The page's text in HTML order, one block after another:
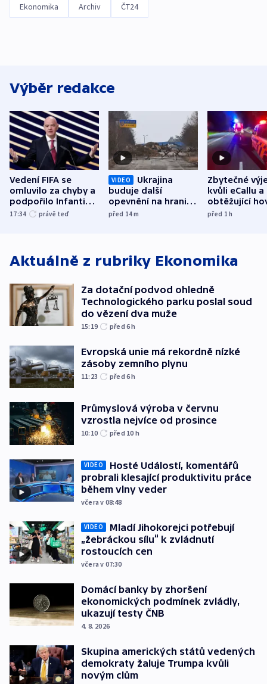
Ekonomika Archiv ČT24
Výběr redakce
Vedení FIFA se
omluvilo za chyby a
podpořilo Infantina.
UEFA trvá na
17:34 právě teď
VIDEO
Ukrajina
buduje další
opevnění na hranici
s Běloruskem
před 14m
Zbytečné
kvůli eCallu a
obtěžující
zdržují
před 1h
Aktuálně z rubriky Ekonomika
Za dotační podvod ohledně
Technologického parku poslal soud
do vězení dva muže
15:19 před 6h
Evropská unie má rekordně nízké
zásoby zemního plynu
11:23 před 6h
Průmyslová výroba v červnu
vzrostla nejvíce od prosince
10:10 před 10 h
VIDEO
Hosté Událostí, komentářů
probrali klesající produktivitu práce
během vlny veder
včera v 08:48
VIDEO
Mladí Jihokorejci potřebují
„žebráckou sílu“ k zvládnutí
rostoucích cen
včera v 07:30
Domácí banky by zhoršení
ekonomických podmínek zvládly,
ukazují testy ČNB
4. 8. 2026
Skupina amerických států vedených
demokraty žaluje Trumpa kvůli
novým clům